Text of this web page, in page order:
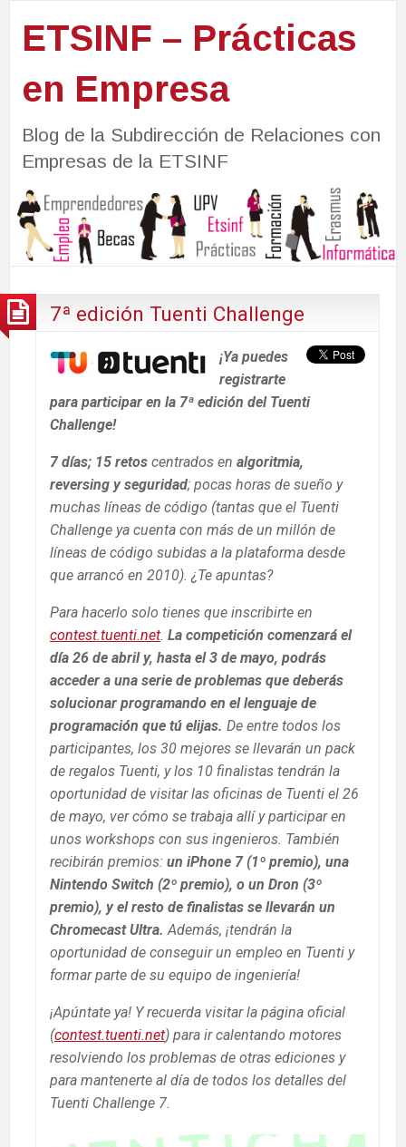
ETSINF – Prácticas
en Empresa
Blog de la Subdirección de Relaciones con
Empresas de la ETSINF
7ª edición Tuenti Challenge
¡Ya puedes
registrarte
para participar en la 7ª edición del Tuenti
Challenge!
7 días; 15 retos centrados en algoritmia,
reversing y seguridad; pocas horas de sueño y
muchas líneas de código (tantas que el Tuenti
Challenge ya cuenta con más de un millón de
líneas de código subidas a la plataforma desde
que arrancó en 2010). ¿Te apuntas?
Para hacerlo solo tienes que inscribirte en
contest.tuenti.net La competición comenzará el
día 26 de abril y, hasta el 3 de mayo, podrás
acceder a una serie de problemas que deberás
solucionar programando en el lenguaje de
programación que tú elijas. De entre todos los
participantes, los 30 mejores se llevarán un pack
de regalos Tuenti, y los 10 finalistas tendrán la
oportunidad de visitar las oficinas de Tuenti el 26
de mayo, ver cómo se trabaja allí y participar en
unos workshops con sus ingenieros. También
recibirán premios: un iPhone 7 (1º premio), una
Nintendo Switch (2º premio), o un Dron (3º
premio), y el resto de finalistas se llevarán un
Chromecast Ultra. Además, ¡tendrán la
oportunidad de conseguir un empleo en Tuenti y
formar parte de su equipo de ingeniería!
¡Apúntate ya! Y recuerda visitar la página oficial
(contest.tuenti.net) para ir calentando motores
resolviendo los problemas de otras ediciones y
para mantenerte al día de todos los detalles del
Tuenti Challenge 7.